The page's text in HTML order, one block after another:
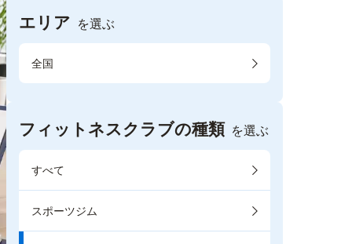
エリア を選ぶ
全国
フィットネスクラブの種類 を選ぶ
すべて
スポーツジム